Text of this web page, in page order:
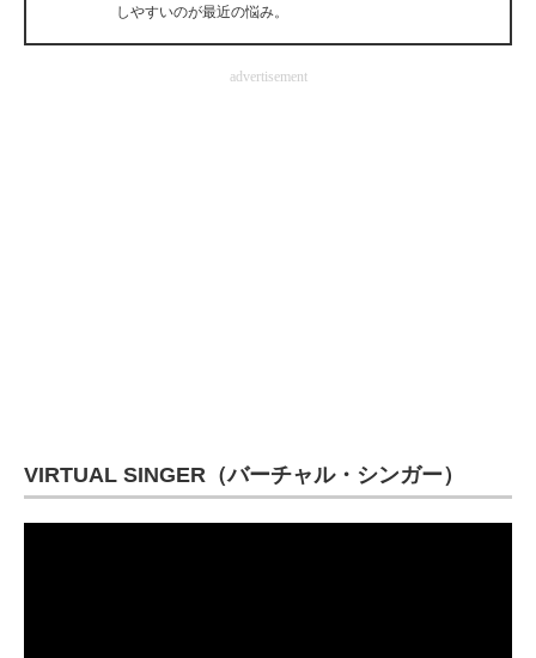
エレクトロニクス専門サイト
しやすいのが最近の悩み。
advertisement
VIRTUAL SINGER（バーチャル・シンガー）